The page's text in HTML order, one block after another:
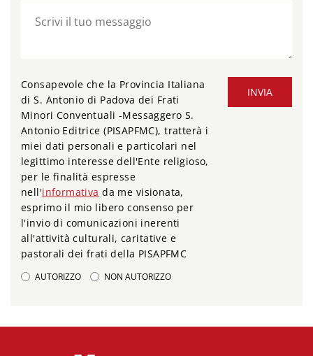
INVIA
Consapevole che la Provincia Italiana
di S. Antonio di Padova dei Frati
Minori Conventuali -Messaggero S.
Antonio Editrice (PISAPFMC), tratterà i
miei dati personali e particolari nel
legittimo interesse dell'Ente religioso,
per le finalità espresse
nell'informativa da me visionata,
esprimo il mio libero consenso per
l'invio di comunicazioni inerenti
all'attività culturali, caritative e
pastorali dei frati della PISAPFMC
AUTORIZZO NON AUTORIZZO